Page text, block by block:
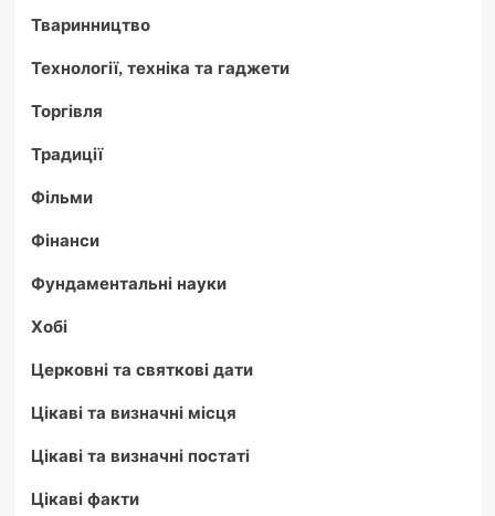
Тваринництво
Технології, техніка та гаджети
Торгівля
Традиції
Фільми
Фінанси
Фундаментальні науки
Хобі
Церковні та святкові дати
Цікаві та визначні місця
Цікаві та визначні постаті
Цікаві факти